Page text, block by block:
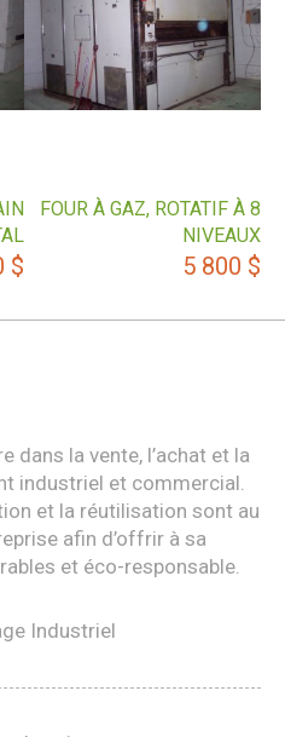
FOUR À GAZ, ROTATIF À 8
NIVEAUX
5 800 $
$
dans la vente, l’achat et la
industriel et commercial.
et la réutilisation sont au
afin d’offrir à sa
et éco-responsable.